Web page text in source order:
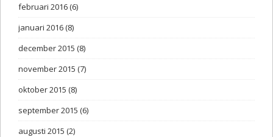
februari 2016(6)
januari 2016(8)
december 2015 (8)
november 2015 (7)
oktober 2015 (8)
september 2015 (6)
augusti 2015 (2)